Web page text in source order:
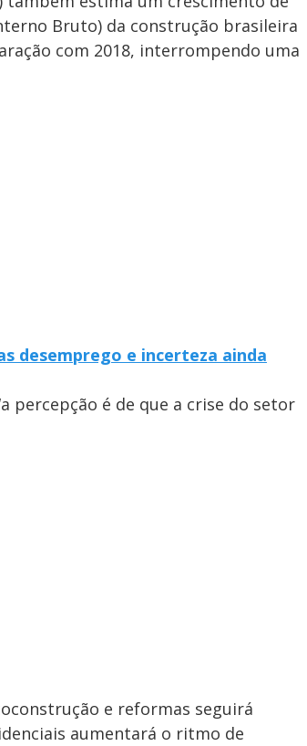
Bruto) da construção brasileira
com 2018, interrompendo uma
desemprego e incerteza ainda
percepção é de que a crise do setor
e reformas seguirá
aumentará o ritmo de